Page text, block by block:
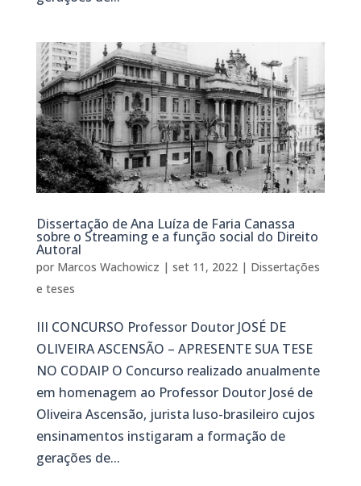
Dissertação de Ana Luíza de Faria Canassa
sobre o Streaming e a função social do Direito
Autoral
por Marcos Wachowicz | set 11, 2022| Dissertações
e teses
III CONCURSO Professor Doutor JOSÉ DE
OLIVEIRA ASCENSÃO – APRESENTE SUA TESE
NO CODAIP O Concurso realizado anualmente
em homenagem ao Professor Doutor José de
Oliveira Ascensão, jurista luso-brasileiro cujos
ensinamentos instigaram a formação de
gerações de...